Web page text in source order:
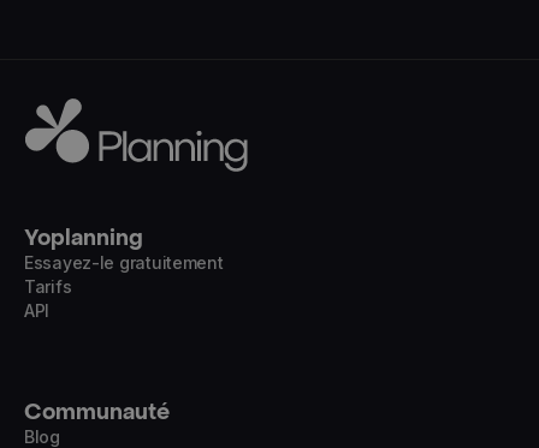
Yoplanning
Essayez-le gratuitement
Tarifs
API
Communauté
Blog